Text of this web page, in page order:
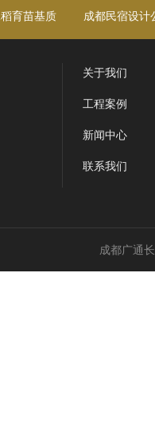
育苗基质 成都民宿设计
关于我们
工程案例
新闻中心
联系我们
成都广通